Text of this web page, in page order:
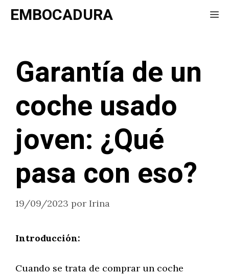
SaltarEMBOCADURA
Garantía de un
coche usado
joven: ¿Qué
pasa con eso?
19/09/2023 por Irina
Introducción:
Cuando se trata de comprar un coche